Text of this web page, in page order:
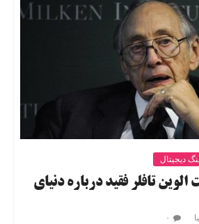
دیجیتال
الوین تافلر فقید درباره دنیای
۰